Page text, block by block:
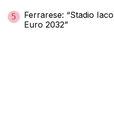
5
Ferrarese: “Stadio
Euro 2032”